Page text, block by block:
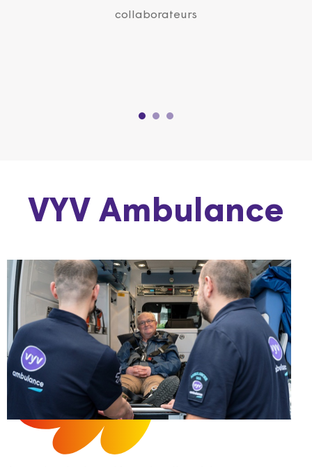
collaborateurs
VYV Ambulance